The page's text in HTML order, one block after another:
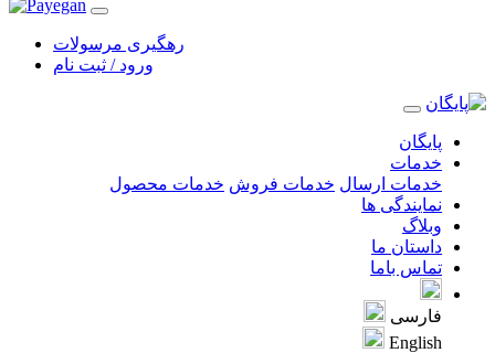
رهگيری مرسولات
ورود / ثبت نام
پایگان
خدمات
خدمات ارسال خدمات فروش خدمات محصول
نمایندگی ها
وبلاگ
داستان ما
تماس باما
فارسی
English